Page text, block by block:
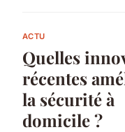
ACTU
Quelles
récentes
la sécurité à
domicile ?